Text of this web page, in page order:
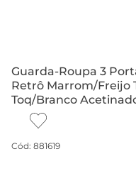
Guarda-Roupa 3
Retrô Marrom/Freijo
Toq/Branco
Cód: 881619